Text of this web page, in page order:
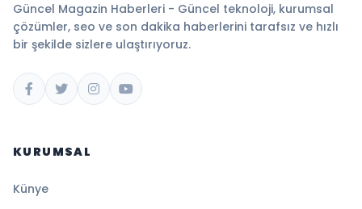
Güncel Magazin Haberleri - Güncel teknoloji, kurumsal
çözümler, seo ve son dakika haberlerini tarafsız ve hızlı
bir şekilde sizlere ulaştırıyoruz.
KURUMSAL
Künye